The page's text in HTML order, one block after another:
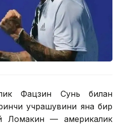
Фацзин Сунь билан
учрашувини яна бир
Ломакин — америкалик